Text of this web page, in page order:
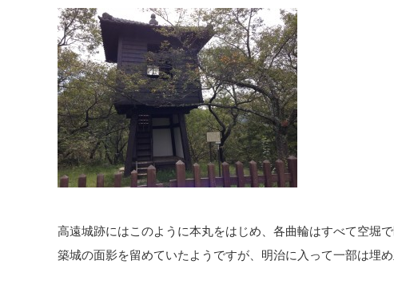
高遠城跡にはこのように本丸をはじめ、各曲輪はすべて空堀
築城の面影を留めていたようですが、明治に入って一部は埋め